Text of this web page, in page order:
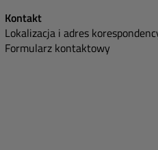
Kontakt
Lokalizacja i adres
Formularz kontaktowy